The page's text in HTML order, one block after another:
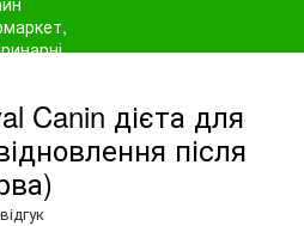
Canin дієта для
після